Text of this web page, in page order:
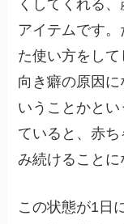
くしてくれる
アイテムです
た使い方をし
向き癖の原因
いうことかと
ていると、赤
み続けることに
この状態が1日